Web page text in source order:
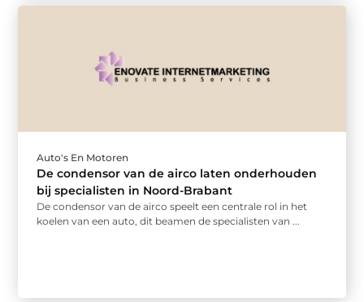
Auto's En Motoren
De condensor van de airco laten onderhouden
bij specialisten in Noord-Brabant
De condensor van de airco speelt een centrale rol in het
koelen van een auto, dit beamen de specialisten van ...